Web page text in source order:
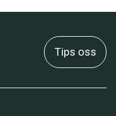
Tips oss